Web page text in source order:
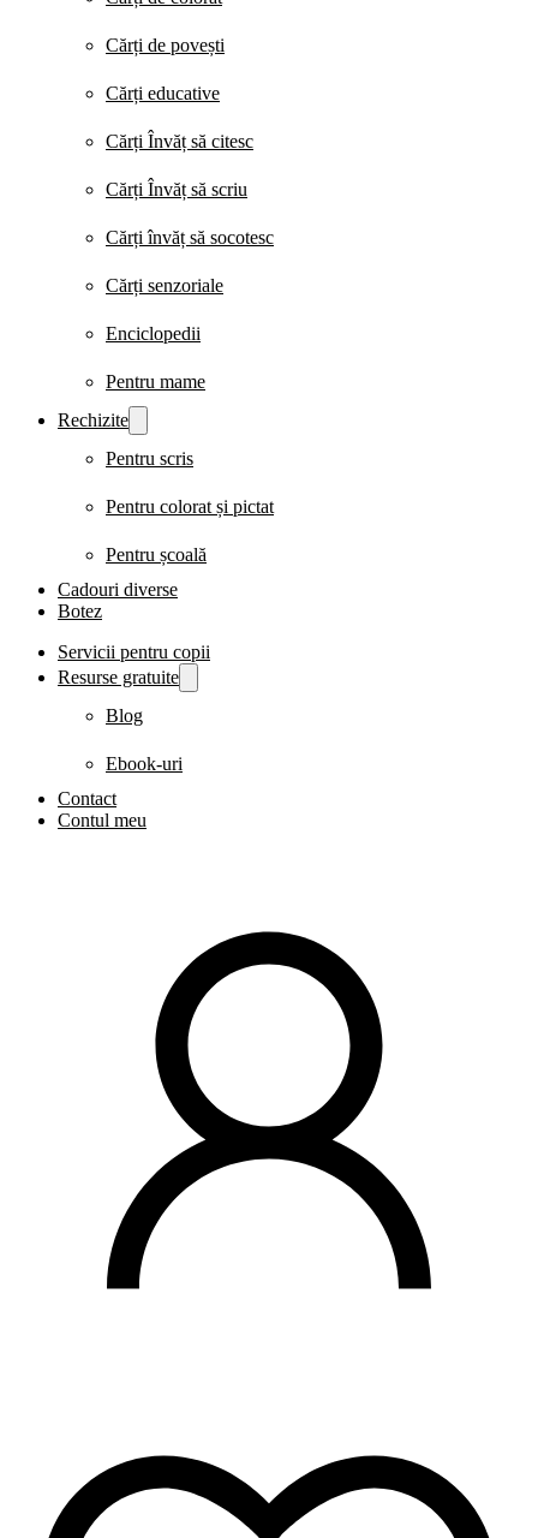
Cărți de povești
Cărți educative
Cărți Învăț să citesc
Cărți Învăț să scriu
Cărți învăț să socotesc
Cărți senzoriale
Enciclopedii
Pentru mame
Rechizite
Pentru scris
Pentru colorat și pictat
Pentru școală
Cadouri diverse
Botez
Servicii pentru copii
Resurse gratuite
Blog
Ebook-uri
Contact
Contul meu